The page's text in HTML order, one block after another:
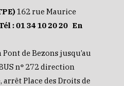
162 rue Maurice
: 01 34 10 20 20 En
de Bezons jusqu’au
n° 272 direction
Place des Droits de